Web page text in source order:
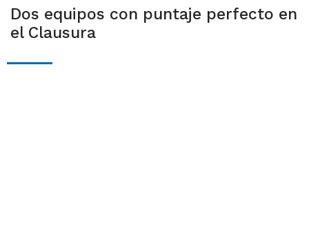
Dos equipos con puntaje perfecto en
el Clausura